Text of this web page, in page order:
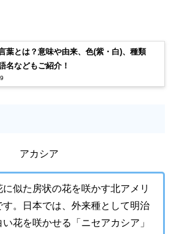
葉とは？意味や由来、色(紫・白)、種類
名などもご紹介！
似た房状の花を咲かす北アメリ
す。日本では、外来種として明治
花を咲かせる「ニセアカシア」